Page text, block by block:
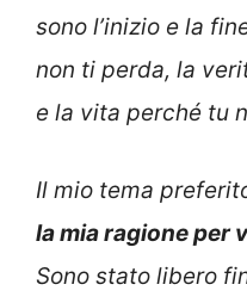
sono l’inizio e la
non ti perda, la
e la vita perché tu
Il mio tema
la mia ragione per
Sono stato libero